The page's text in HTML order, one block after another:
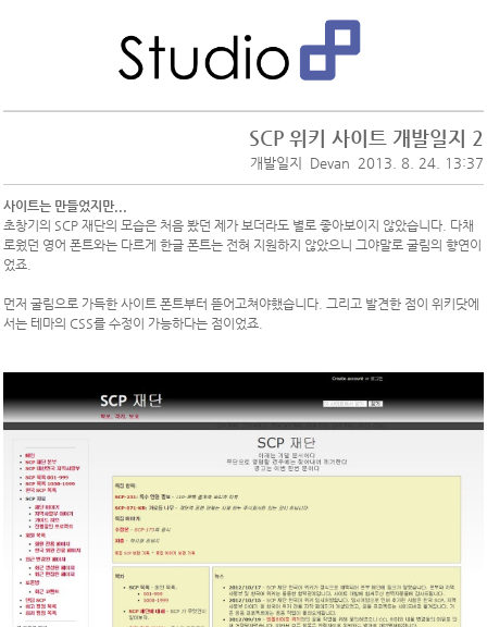
SCP 위키 사이트 개발일지 2
개발일지 Devan 2013. 8. 24. 13:37
사이트는 만들었지만...
초창기의 SCP 재단의 모습은 처음 봤던 제가 보더라도 별로 좋아보이지 않았습니다. 다채
로웠던 영어 폰트와는 다르게 한글 폰트는 전혀 지원하지 않았으니 그야말로 굴림의 향연이
었죠.
먼저 굴림으로 가득한 사이트 폰트부터 뜯어고쳐야했습니다. 그리고 발견한 점이 위키닷에
서는 테마의 CSS를 수정이 가능하다는 점이었죠.